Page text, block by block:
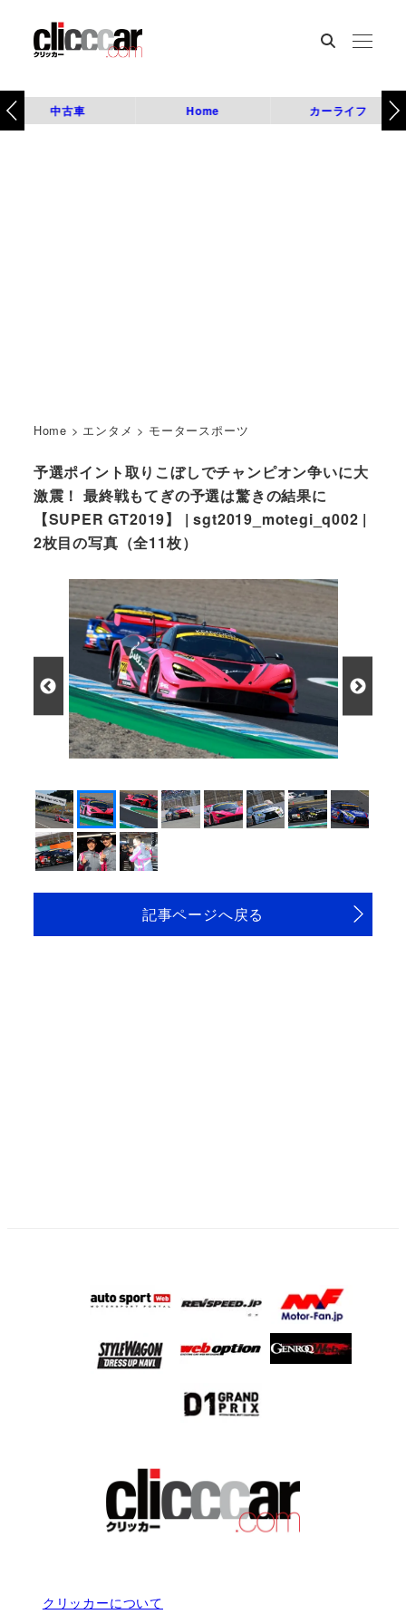
中古車 Home カーライフ
Home > エンタメ > モータースポーツ
予選ポイント取りこぼしでチャンピオン争いに大
激震！ 最終戦もてぎの予選は驚きの結果に
【SUPER GT2019】 | sgt2019_motegi_q002 |
2枚目の写真（全11枚）
記事ページへ戻る
クリッカーについて